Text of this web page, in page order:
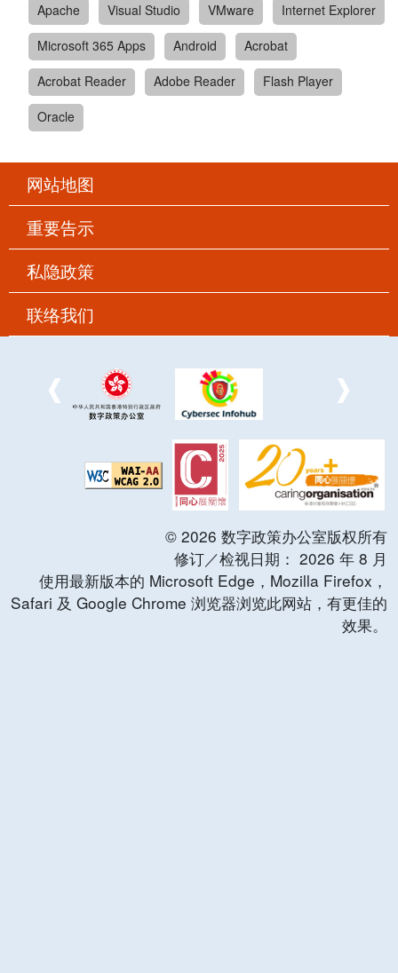
Apache
Visual Studio VMware
Internet Explorer
Microsoft 365 Apps
Android
Acrobat
Acrobat Reader
Adobe Reader
Flash Player
Oracle
网站地图
重要告示
私隐政策
联络我们
© 2026 数字政策办公室版权所有
修订／检视日期： 2026 年 8 月
使用最新版本的 Microsoft Edge，Mozilla Firefox，
Safari 及 Google Chrome 浏览器浏览此网站，有更佳的
效果。